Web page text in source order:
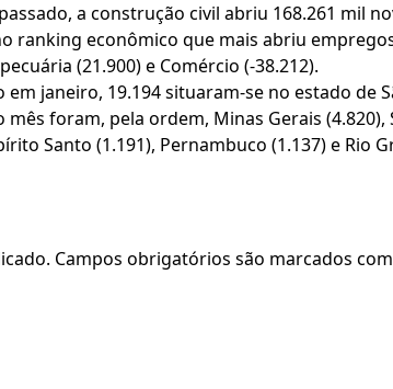
a construção civil abriu 168.261 mil
ranking econômico que mais abriu
(21.900) e Comércio (-38.212).
janeiro, 19.194 situaram-se no estado de
foram, pela ordem, Minas Gerais (4.820),
Santo (1.191), Pernambuco (1.137) e Rio
Campos obrigatórios são marcados com